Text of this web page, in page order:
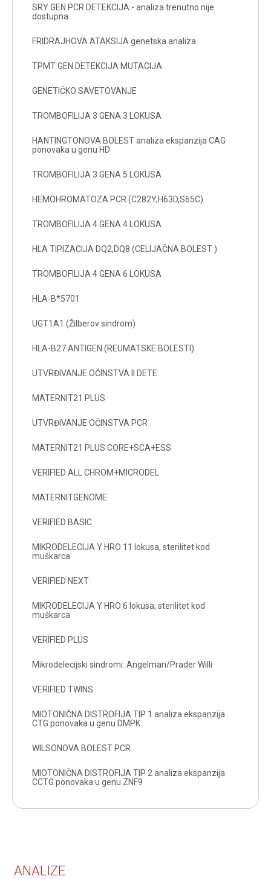
SRY GEN PCR DETEKCIJA - analiza trenutno nije
dostupna
FRIDRAJHOVA ATAKSIJA genetska analiza
TPMT GEN DETEKCIJA MUTACIJA
GENETIČKO SAVETOVANJE
TROMBOFILIJA 3 GENA 3 LOKUSA
HANTINGTONOVA BOLEST analiza ekspanzija CAG
ponovaka u genu HD
TROMBOFILIJA 3 GENA 5 LOKUSA
HEMOHROMATOZA PCR (C282Y,H63D,S65C)
TROMBOFILIJA 4 GENA 4 LOKUSA
HLA TIPIZACIJA DQ2,DQ8 (CELIJAČNA BOLEST )
TROMBOFILIJA 4 GENA 6 LOKUSA
HLA-B*5701
UGT1A1 (Žilberov sindrom)
HLA-B27 ANTIGEN (REUMATSKE BOLESTI)
UTVRĐIVANJE OČINSTVA II DETE
MATERNIT21 PLUS
UTVRĐIVANJE OČINSTVA PCR
MATERNIT21 PLUS CORE+SCA+ESS
VERIFIED ALL CHROM+MICRODEL
MATERNITGENOME
VERIFIED BASIC
MIKRODELECIJA Y HRO 11 lokusa, sterilitet kod
muškarca
VERIFIED NEXT
MIKRODELECIJA Y HRO 6 lokusa, sterilitet kod
muškarca
VERIFIED PLUS
Mikrodelecijski sindromi: Angelman/Prader Willi
VERIFIED TWINS
MIOTONIČNA DISTROFIJA TIP 1 analiza ekspanzija
CTG ponovaka u genu DMPK
WILSONOVA BOLEST PCR
MIOTONIČNA DISTROFIJA TIP 2 analiza ekspanzija
CCTG ponovaka u genu ZNF9
ANALIZE